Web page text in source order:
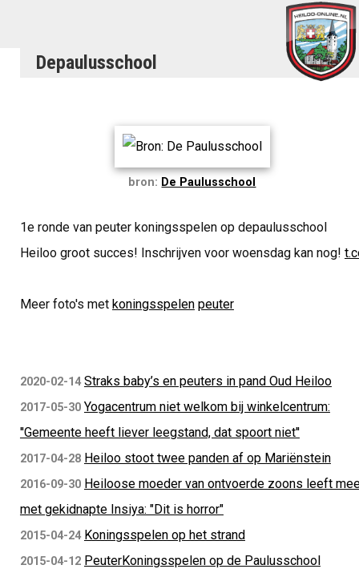
Depaulusschool
bron: De Paulusschool
1e ronde van peuter koningsspelen op depaulusschool
Heiloo groot succes! Inschrijven voor woensdag kan nog!
Meer foto's met koningsspelen peuter
2020-02-14 Straks baby’s en peuters in pand Oud Heiloo
2017-05-30 Yogacentrum niet welkom bij winkelcentrum:
''Gemeente heeft liever leegstand, dat spoort niet''
2017-04-28 Heiloo stoot twee panden af op Mariënstein
2016-09-30 Heiloose moeder van ontvoerde zoons leeft
met gekidnapte Insiya: "Dit is horror"
2015-04-24 Koningsspelen op het strand
2015-04-12 PeuterKoningsspelen op de Paulusschool